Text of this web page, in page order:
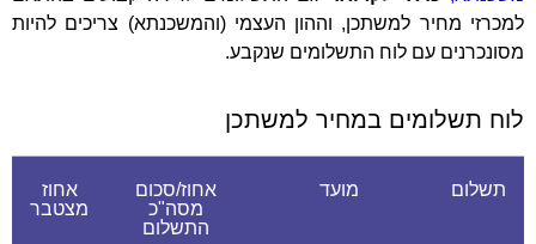
למכרזי מחיר למשתכן, וההון העצמי (והמשכנתא) צריכים להיות
מסונכרנים עם לוח התשלומים שנקבע.
לוח תשלומים במחיר למשתכן
תשלום מועד
אחוז/סכום
מסה"כ
התשלום
אחוז
מצטבר